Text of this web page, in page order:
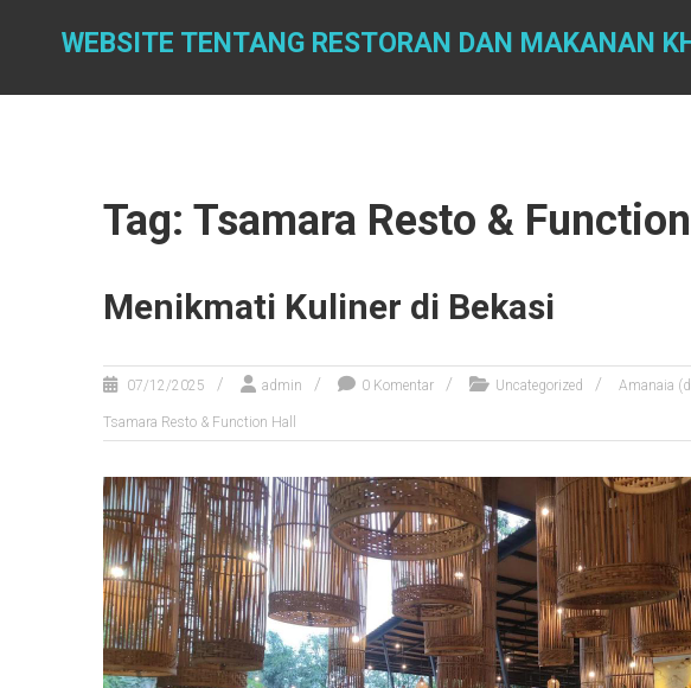
WEBSITE TENTANG RESTORAN DAN MAKANAN
Tag: Tsamara Resto & Function
Menikmati Kuliner di Bekasi
07/12/2025 admin 0 Komentar Uncategorized Amanaia
Tsamara Resto & Function Hall